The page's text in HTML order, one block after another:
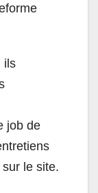
ils
job de
le site.